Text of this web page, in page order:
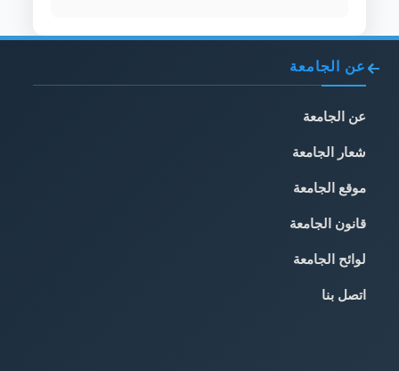
عن الجامعة
عن الجامعة
شعار الجامعة
موقع الجامعة
قانون الجامعة
لوائح الجامعة
اتصل بنا